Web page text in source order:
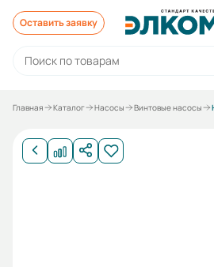
Оставить заявку
Главная Каталог Насосы Винтовые насосы